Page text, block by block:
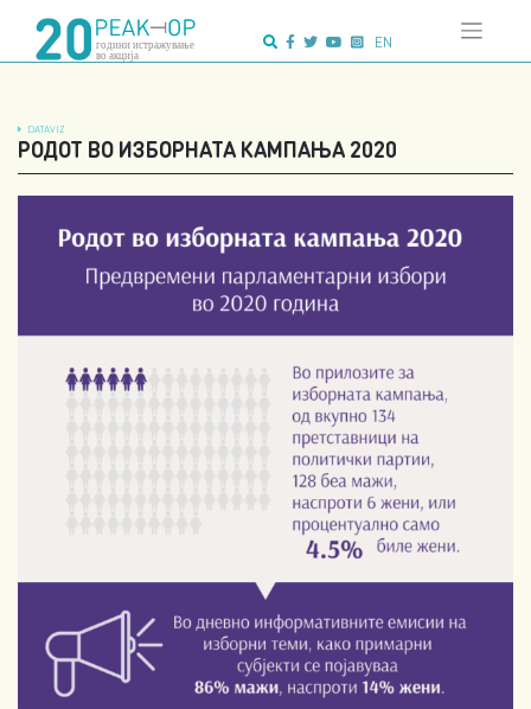
content
EN
DATAVIZ
РОДОТ ВО ИЗБОРНАТА КАМПАЊА 2020